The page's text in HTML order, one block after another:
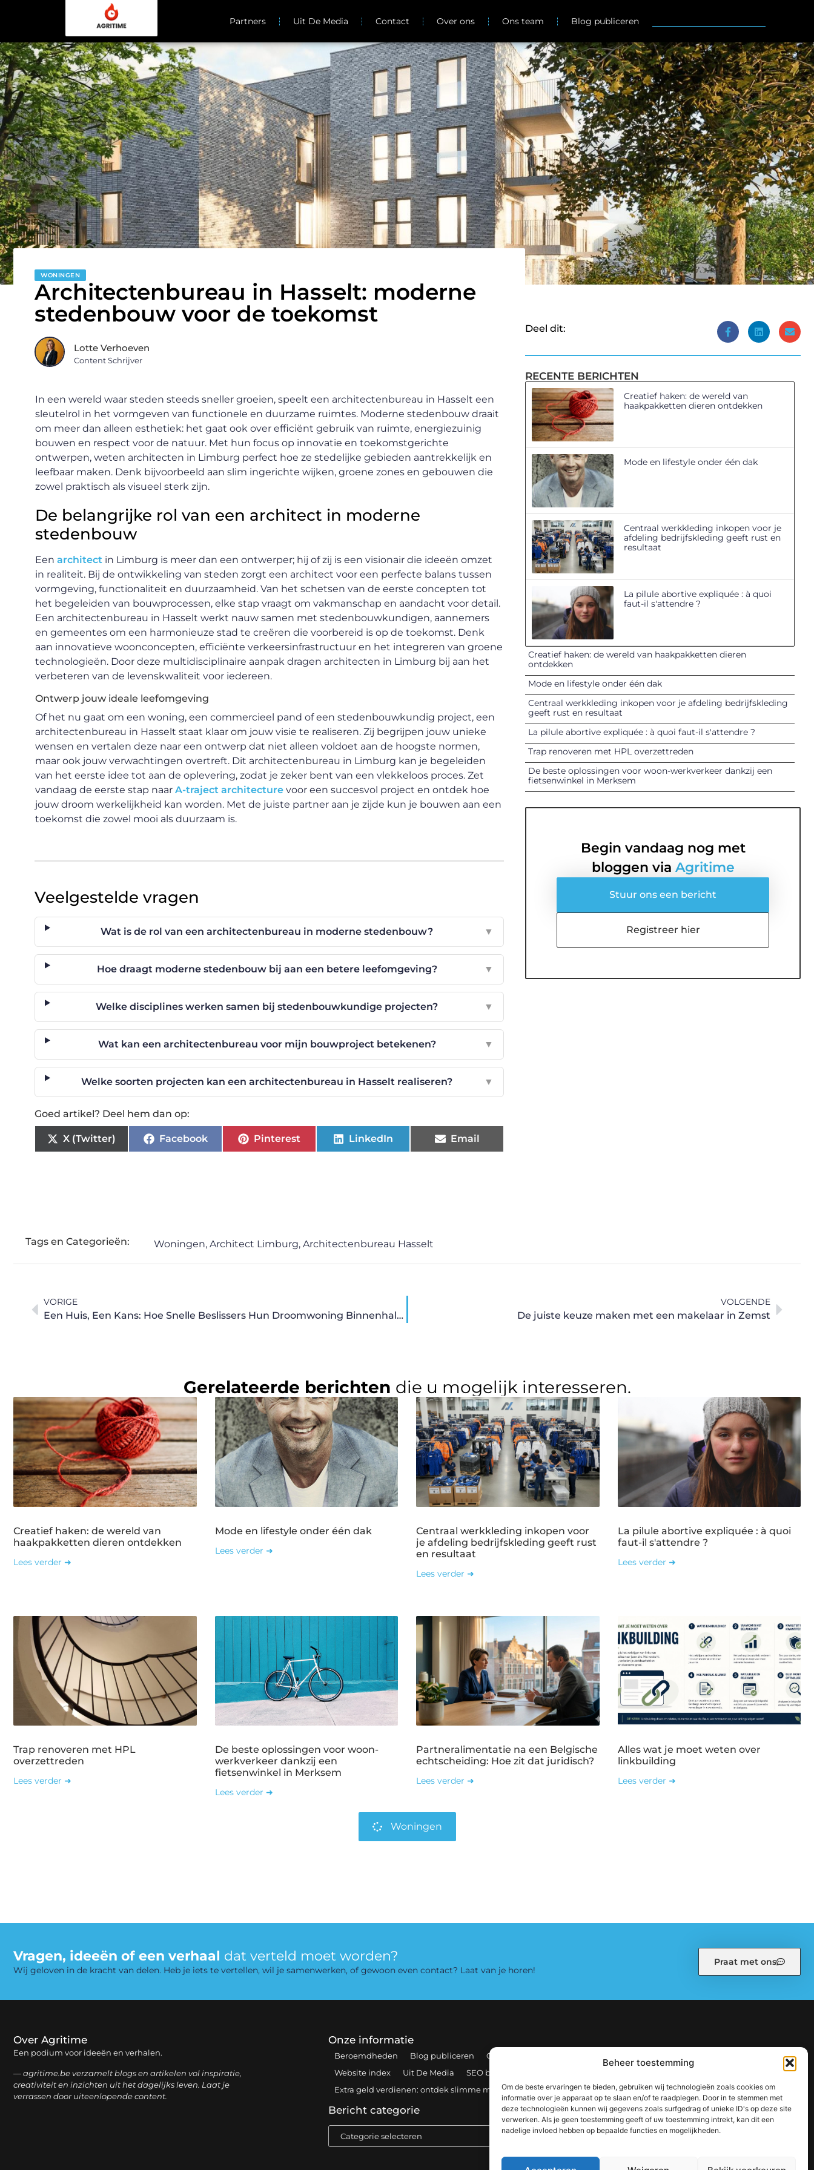
Beheer toestemming
Om de beste ervaringen te bieden, gebruiken wij technologieën zoals cookies om
informatie over je apparaat op te slaan en/of te raadplegen. Door in te stemmen met
deze technologieën kunnen wij gegevens zoals surfgedrag of unieke ID's op deze site
verwerken. Als je geen toestemming geeft of uw toestemming intrekt, kan dit een
nadelige invloed hebben op bepaalde functies en mogelijkheden.
Partners Uit De Media Contact Over ons Ons team Blog publiceren
WONINGEN
Architectenbureau in Hasselt: moderne
stedenbouw voor de toekomst
Lotte Verhoeven
Content Schrijver
In een wereld waar steden steeds sneller groeien, speelt een architectenbureau in Hasselt een
sleutelrol in het vormgeven van functionele en duurzame ruimtes. Moderne stedenbouw draait
om meer dan alleen esthetiek: het gaat ook over efficiënt gebruik van ruimte, energiezuinig
bouwen en respect voor de natuur. Met hun focus op innovatie en toekomstgerichte
ontwerpen, weten architecten in Limburg perfect hoe ze stedelijke gebieden aantrekkelijk en
leefbaar maken. Denk bijvoorbeeld aan slim ingerichte wijken, groene zones en gebouwen die
zowel praktisch als visueel sterk zijn.
De belangrijke rol van een architect in moderne
stedenbouw
Een architect in Limburg is meer dan een ontwerper; hij of zij is een visionair die ideeën omzet
in realiteit. Bij de ontwikkeling van steden zorgt een architect voor een perfecte balans tussen
vormgeving, functionaliteit en duurzaamheid. Van het schetsen van de eerste concepten tot
het begeleiden van bouwprocessen, elke stap vraagt om vakmanschap en aandacht voor detail.
Een architectenbureau in Hasselt werkt nauw samen met stedenbouwkundigen, aannemers
en gemeentes om een harmonieuze stad te creëren die voorbereid is op de toekomst. Denk
aan innovatieve woonconcepten, efficiënte verkeersinfrastructuur en het integreren van groene
technologieën. Door deze multidisciplinaire aanpak dragen architecten in Limburg bij aan het
verbeteren van de levenskwaliteit voor iedereen.
Ontwerp jouw ideale leefomgeving
Of het nu gaat om een woning, een commercieel pand of een stedenbouwkundig project, een
architectenbureau in Hasselt staat klaar om jouw visie te realiseren. Zij begrijpen jouw unieke
wensen en vertalen deze naar een ontwerp dat niet alleen voldoet aan de hoogste normen,
maar ook jouw verwachtingen overtreft. Dit architectenbureau in Limburg kan je begeleiden
van het eerste idee tot aan de oplevering, zodat je zeker bent van een vlekkeloos proces. Zet
vandaag de eerste stap naar A-traject architecture voor een succesvol project en ontdek hoe
jouw droom werkelijkheid kan worden. Met de juiste partner aan je zijde kun je bouwen aan een
toekomst die zowel mooi als duurzaam is.
Veelgestelde vragen
Wat is de rol van een architectenbureau in moderne stedenbouw? ▼
Hoe draagt moderne stedenbouw bij aan een betere leefomgeving? ▼
Welke disciplines werken samen bij stedenbouwkundige projecten? ▼
Wat kan een architectenbureau voor mijn bouwproject betekenen? ▼
Welke soorten projecten kan een architectenbureau in Hasselt realiseren? ▼
Goed artikel? Deel hem dan op:
X (Twitter) Facebook Pinterest LinkedIn Email
Deel dit:
RECENTE BERICHTEN
Creatief haken: de wereld van
haakpakketten dieren ontdekken
Mode en lifestyle onder één dak
Centraal werkkleding inkopen voor je
afdeling bedrijfskleding geeft rust en
resultaat
La pilule abortive expliquée : à quoi
faut-il s'attendre ?
Creatief haken: de wereld van haakpakketten dieren
ontdekken
Mode en lifestyle onder één dak
Centraal werkkleding inkopen voor je afdeling bedrijfskleding
geeft rust en resultaat
La pilule abortive expliquée : à quoi faut-il s'attendre ?
Trap renoveren met HPL overzettreden
De beste oplossingen voor woon-werkverkeer dankzij een
fietsenwinkel in Merksem
Begin vandaag nog met
bloggen via Agritime
Stuur ons een bericht
Registreer hier
Tags en Categorieën: Woningen, Architect Limburg, Architectenbureau Hasselt
VORIGE
Een Huis, Een Kans: Hoe Snelle Beslissers Hun Droomwoning Binnenhalen
VOLGENDE
De juiste keuze maken met een makelaar in Zemst
Gerelateerde berichten die u mogelijk interesseren.
Creatief haken: de wereld van
haakpakketten dieren ontdekken
Lees verder ➜
Mode en lifestyle onder één dak
Lees verder ➜
Centraal werkkleding inkopen voor
je afdeling bedrijfskleding geeft rust
en resultaat
Lees verder ➜
La pilule abortive expliquée : à quoi
faut-il s'attendre ?
Lees verder ➜
Trap renoveren met HPL
overzettreden
Lees verder ➜
De beste oplossingen voor woon-
werkverkeer dankzij een
fietsenwinkel in Merksem
Lees verder ➜
Partneralimentatie na een Belgische
echtscheiding: Hoe zit dat juridisch?
Lees verder ➜
Alles wat je moet weten over
linkbuilding
Lees verder ➜
Woningen
Vragen, ideeën of een verhaal dat verteld moet worden?
Wij geloven in de kracht van delen. Heb je iets te vertellen, wil je samenwerken, of gewoon even contact? Laat van je horen!
Praat met ons
Over Agritime
Een podium voor ideeën en verhalen.
— agritime.be verzamelt blogs en artikelen vol inspiratie,
creativiteit en inzichten uit het dagelijks leven. Laat je
verrassen door uiteenlopende content.
Onze informatie
Beroemdheden Blog publiceren Contact
Website index
Uit De Media
SEO backlinks kopen: zo bouw je stap voor stap aan een sterke online autoriteit
Extra geld verdienen: ontdek slimme manieren om jouw inkomen te vergroten
Bericht categorie